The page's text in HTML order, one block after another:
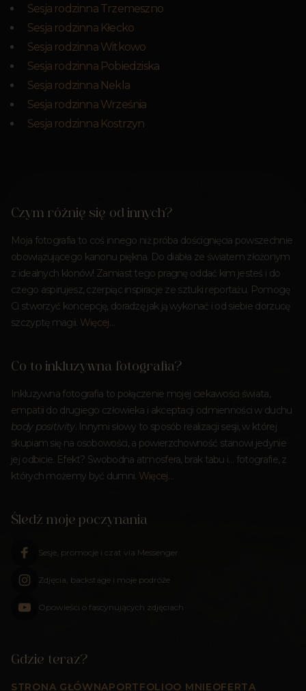
Sesja rodzinna Trzemeszno
Sesja rodzinna Kłecko
Sesja rodzinna Witkowo
Sesja rodzinna Pobiedziska
Sesja rodzinna Nekla
Sesja rodzinna Września
Sesja rodzinna Kostrzyn
Czym różnię się od innych?
Moja fotografia to coś innego niż próba doścignięcia powszechnie
obowiązującego kanonu piękna. Do diabła ze światem złożonym
z idealnych klonów! Zamiast tego pragnę oddać kim jesteś i do
czego aspirujesz, czerpiąc inspiracje ze sztuki reportażu. Pomogę
Ci stworzyć koncepcję, doradzę jak ją wykonać i od siebie dorzucę
szczyptę magii. Więcej…
Co to inkluzywna fotografia?
Inkluzywna fotografia to połączenie mojej ciekawości świata,
empatii do drugiego człowieka i akceptacji odmienności w duchu
body positivity. Innymi słowy to sposób realizacji sesji, w której
skupiam się na osobowości, a powierzchowność stanowi jedynie
jej odbicie. Efekt? Swobodna atmosfera, brak tabu i… fotografie, z
których możemy być dumni. Więcej…
Śledź moje poczynania
Sesje, promocje i czat via Messenger
Zdjęcia, backstage i moje podróże
Opowieści o fascynujących zdjęciach
Gdzie teraz?
STRONA GŁÓWNAPORTFOLIOO MNIEOFERTA